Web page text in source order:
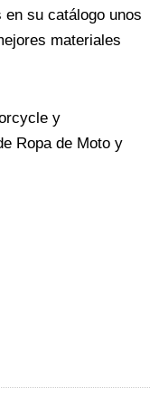
en su catálogo unos
materiales
y
Ropa de Moto y